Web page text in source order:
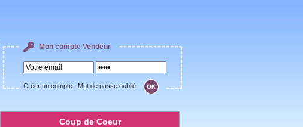
Mon compte Vendeur
Créer un compte Mot de passe oublié
Coup de Coeur